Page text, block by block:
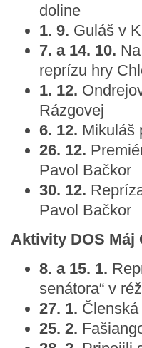
doline
1. 9. Guláš v
7. a 14. 10.
reprízu hry
1. 12.
Rázgovej
6. 12. Mikuláš
26. 12.
Pavol Bačkor
30. 12.
Pavol Bačkor
Aktivity DOS Máj
8. a 15. 1.
senátora“ v
27. 1.
25. 2.